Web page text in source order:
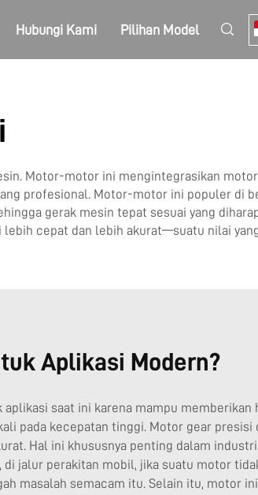
Hubungi Kami Pilihan Model
Motor-motor ini mengintegrasikan motor
profesional. Motor-motor ini populer di
gerak mesin tepat sesuai yang
cepat dan lebih akurat—suatu nilai
Aplikasi Modern?
saat ini karena mampu memberikan
pada kecepatan tinggi. Motor gear presisi
Hal ini khususnya penting dalam
jalur perakitan mobil, jika suatu motor
masalah semacam itu. Selain itu, motor